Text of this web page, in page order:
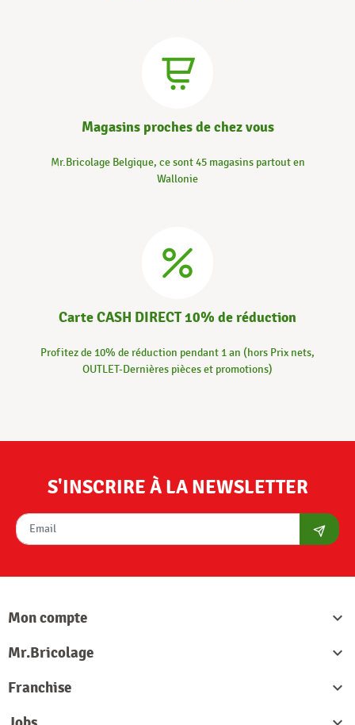
Magasins proches de chez vous
Mr.Bricolage Belgique, ce sont 45 magasins partout en
Wallonie
Carte CASH DIRECT 10% de réduction
Profitez de 10% de réduction pendant 1 an (hors Prix nets,
OUTLET-Dernières pièces et promotions)
S'INSCRIRE À LA NEWSLETTER
Mon compte

Mr.Bricolage

Franchise
